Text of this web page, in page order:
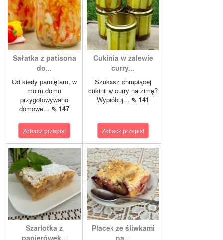
Sałatka z patisona
do...
Od kiedy pamiętam, w
moim domu
przygotowywano
domowe... ⇖ 147
Zobacz przepis!
Cukinia w zalewie
curry...
Szukasz chrupiącej
cukinii w curry na zimę?
Wypróbuj... ⇖ 141
Zobacz przepis!
Szarlotka z
papierówek...
Placek ze śliwkami
na...